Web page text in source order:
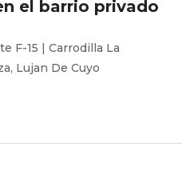
el barrio privado
F-15 | Carrodilla La
Lujan De Cuyo